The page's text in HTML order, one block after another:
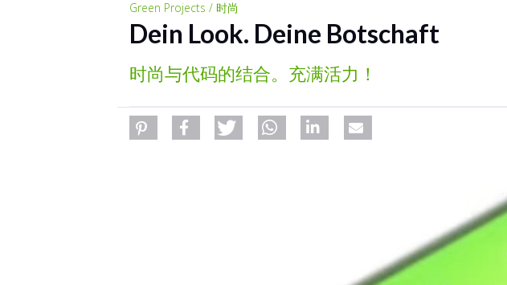
Green Projects / 时尚
Dein Look. Deine Botschaft
时尚与代码的结合。充满活力！